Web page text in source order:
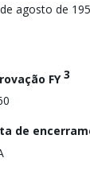
agosto de
FY3
de